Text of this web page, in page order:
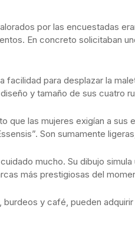
por las encuestadas
En concreto solicitaban
facilidad para desplazar la
y tamaño de sus cuatro
que las mujeres exigían a sus
Son sumamente
mucho. Su dibujo
más prestigiosas del
y café, pueden